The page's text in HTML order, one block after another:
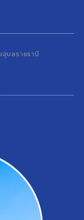
บลราชธานี